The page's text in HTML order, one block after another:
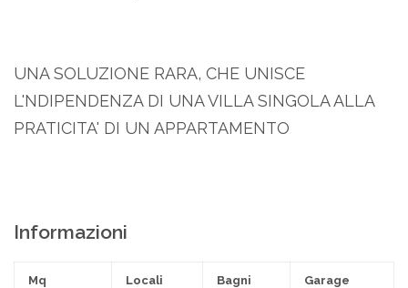
UNA SOLUZIONE RARA, CHE UNISCE
L'NDIPENDENZA DI UNA VILLA SINGOLA ALLA
PRATICITA' DI UN APPARTAMENTO
Informazioni
Mq Locali Bagni Garage